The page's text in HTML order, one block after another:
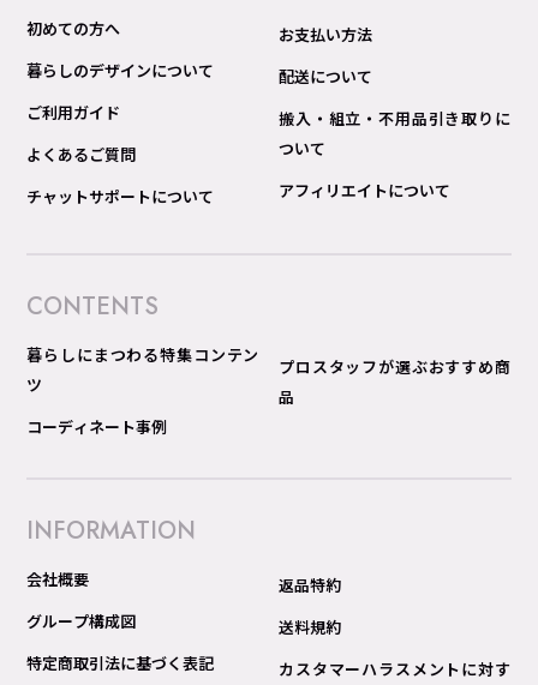
初めての方へ
暮らしのデザインについて
ご利用ガイド
よくあるご質問
チャットサポートについて
お支払い方法
配送について
搬入・組立・不用品引き取りに
ついて
アフィリエイトについて
CONTENTS
暮らしにまつわる特集コンテン
ツ
コーディネート事例
プロスタッフが選ぶおすすめ商
品
INFORMATION
会社概要
グループ構成図
特定商取引法に基づく表記
返品特約
送料規約
カスタマーハラスメントに対す